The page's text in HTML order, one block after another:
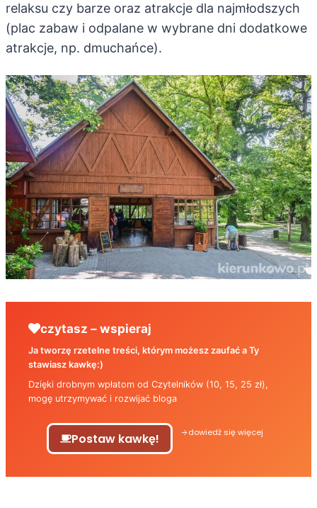
relaksu czy barze oraz atrakcje dla najmłodszych
(plac zabaw i odpalane w wybrane dni dodatkowe
atrakcje, np. dmuchańce).
czytasz – wspieraj
Ja tworzę rzetelne treści, którym możesz zaufać a Ty
stawiasz kawkę:)
Dzięki drobnym wpłatom od Czytelników (10, 15, 25 zł),
mogę utrzymywać i rozwijać bloga
Postaw kawkę! dowiedź się więcej